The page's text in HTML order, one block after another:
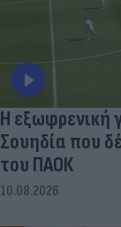
Η εξωφρενική
Σουηδία που
του ΠΑΟΚ
10.08.2026